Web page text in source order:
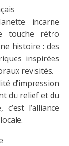
incarne
touche rétro
histoire : des
inspirées
revisités.
d’impression
du relief et du
l’alliance